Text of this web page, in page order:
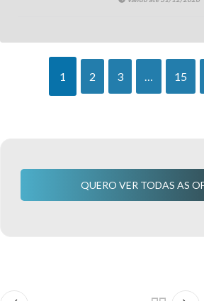
1 2 3 … 15
QUERO VER TODAS AS